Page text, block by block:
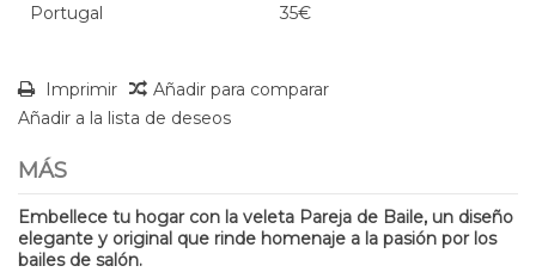
Portugal 35€
Imprimir
Añadir para comparar
Añadir a la lista de deseos
MÁS
Embellece tu hogar con la veleta Pareja de Baile, un diseño
elegante y original que rinde homenaje a la pasión por los
bailes de salón.